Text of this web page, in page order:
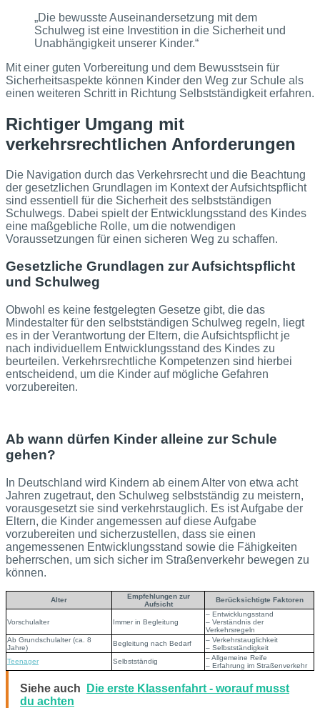
„Die bewusste Auseinandersetzung mit dem
Schulweg ist eine Investition in die Sicherheit und
Unabhängigkeit unserer Kinder.“
Mit einer guten Vorbereitung und dem Bewusstsein für
Sicherheitsaspekte können Kinder den Weg zur Schule als
einen weiteren Schritt in Richtung Selbstständigkeit erfahren.
Richtiger Umgang mit
verkehrsrechtlichen Anforderungen
Die Navigation durch das Verkehrsrecht und die Beachtung
der gesetzlichen Grundlagen im Kontext der Aufsichtspflicht
sind essentiell für die Sicherheit des selbstständigen
Schulwegs. Dabei spielt der Entwicklungsstand des Kindes
eine maßgebliche Rolle, um die notwendigen
Voraussetzungen für einen sicheren Weg zu schaffen.
Gesetzliche Grundlagen zur Aufsichtspflicht
und Schulweg
Obwohl es keine festgelegten Gesetze gibt, die das
Mindestalter für den selbstständigen Schulweg regeln, liegt
es in der Verantwortung der Eltern, die Aufsichtspflicht je
nach individuellem Entwicklungsstand des Kindes zu
beurteilen. Verkehrsrechtliche Kompetenzen sind hierbei
entscheidend, um die Kinder auf mögliche Gefahren
vorzubereiten.
Ab wann dürfen Kinder alleine zur Schule
gehen?
In Deutschland wird Kindern ab einem Alter von etwa acht
Jahren zugetraut, den Schulweg selbstständig zu meistern,
vorausgesetzt sie sind verkehrstauglich. Es ist Aufgabe der
Eltern, die Kinder angemessen auf diese Aufgabe
vorzubereiten und sicherzustellen, dass sie einen
angemessenen Entwicklungsstand sowie die Fähigkeiten
beherrschen, um sich sicher im Straßenverkehr bewegen zu
können.
Alter
Empfehlungen zur
Aufsicht
Berücksichtigte Faktoren
Vorschulalter Immer in Begleitung
– Entwicklungsstand
– Verständnis der
Verkehrsregeln
Ab Grundschulalter (ca. 8
Jahre)
Begleitung nach Bedarf
– Verkehrstauglichkeit
– Selbstständigkeit
Teenager
Selbstständig
– Allgemeine Reife
– Erfahrung im Straßenverkehr
Siehe auch
Die erste Klassenfahrt - worauf musst
du achten